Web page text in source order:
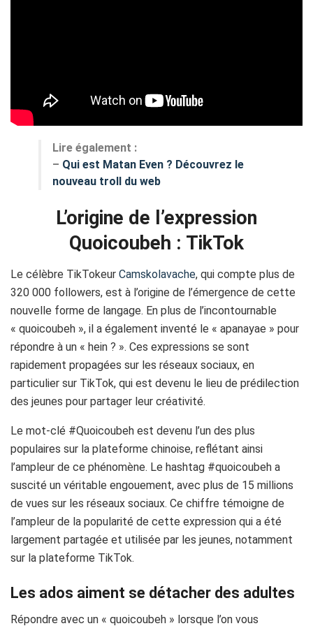
Lire également :
– Qui est Matan Even ? Découvrez le
nouveau troll du web
L’origine de l’expression
Quoicoubeh : TikTok
Le célèbre TikTokeur Camskolavache, qui compte plus de
320 000 followers, est à l’origine de l’émergence de cette
nouvelle forme de langage. En plus de l’incontournable
« quoicoubeh », il a également inventé le « apanayae » pour
répondre à un « hein ? ». Ces expressions se sont
rapidement propagées sur les réseaux sociaux, en
particulier sur TikTok, qui est devenu le lieu de prédilection
des jeunes pour partager leur créativité.
Le mot-clé #Quoicoubeh est devenu l’un des plus
populaires sur la plateforme chinoise, reflétant ainsi
l’ampleur de ce phénomène. Le hashtag #quoicoubeh a
suscité un véritable engouement, avec plus de 15 millions
de vues sur les réseaux sociaux. Ce chiffre témoigne de
l’ampleur de la popularité de cette expression qui a été
largement partagée et utilisée par les jeunes, notamment
sur la plateforme TikTok.
Les ados aiment se détacher des adultes
Répondre avec un « quoicoubeh » lorsque l’on vous